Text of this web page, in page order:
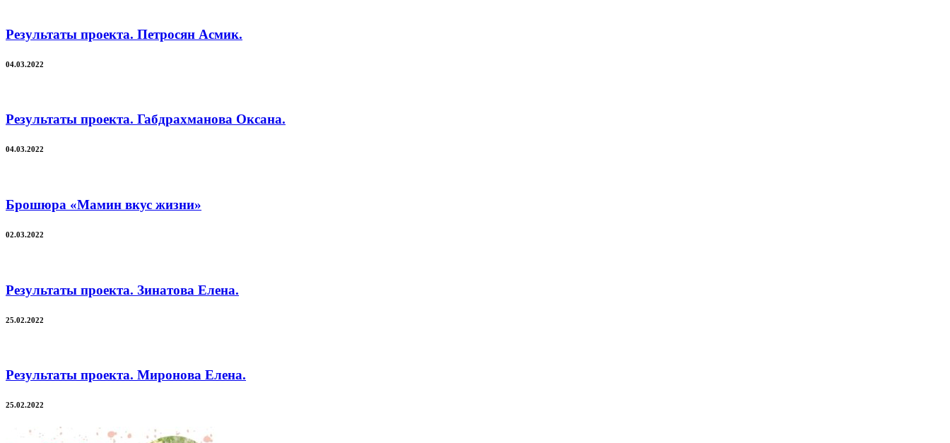
Результаты проекта. Петросян Асмик.
04.03.2022
Результаты проекта. Габдрахманова Оксана.
04.03.2022
Брошюра «Мамин вкус жизни»
02.03.2022
Результаты проекта. Зинатова Елена.
25.02.2022
Результаты проекта. Миронова Елена.
25.02.2022